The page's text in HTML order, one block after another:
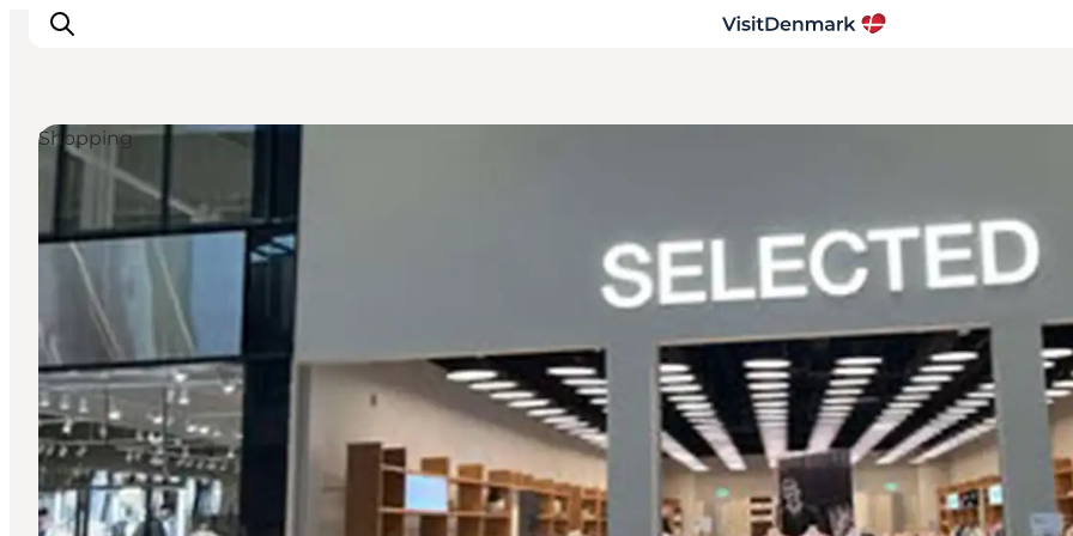
Inspiration
Resmål
Aktiviteter
Övernatta
Planera resan
Shopping